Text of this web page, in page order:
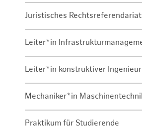
Juristisches Rechtsreferendariat
Leiter*in
Leiter*in konstruktiver
Mechaniker*in
Praktikum für Studierende